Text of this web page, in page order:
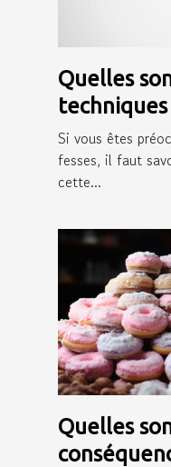
Quelles
fesses ?
Si vous êtes
fesses, il faut
cette...
Quelles